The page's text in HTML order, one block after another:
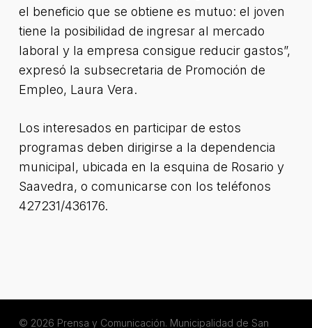
el beneficio que se obtiene es mutuo: el joven
tiene la posibilidad de ingresar al mercado
laboral y la empresa consigue reducir gastos”,
expresó la subsecretaria de Promoción de
Empleo, Laura Vera.
Los interesados en participar de estos
programas deben dirigirse a la dependencia
municipal, ubicada en la esquina de Rosario y
Saavedra, o comunicarse con los teléfonos
427231/436176.
© 2026 Prensa y Comunicación. Municipalidad de San